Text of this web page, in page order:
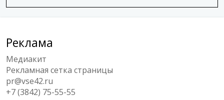
Реклама
Медиакит
Рекламная сетка страницы
pr@vse42.ru
+7 (3842) 75-55-55